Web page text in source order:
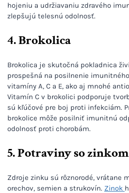
hojeniu a udržiavaniu zdravého
zlepšujú telesnú odolnosť.
4. Brokolica
Brokolica je skutočná pokladnica
prospešná na posilnenie
vitamíny A, C a E, ako aj mnohé
Vitamín C v brokolici podporuje
sú kľúčové pre boj proti infekciám.
brokolice môže posilniť imunitnú
odolnosť proti chorobám.
5. Potraviny so zinkom
Zdroje zinku sú rôznorodé, vrátane
orechov, semien a strukovín. Zinok